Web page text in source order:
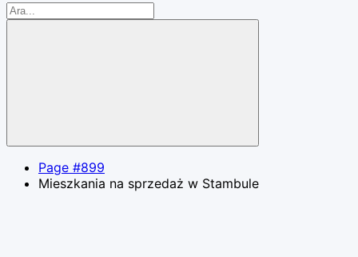
Page #899
Mieszkania na sprzedaż w Stambule